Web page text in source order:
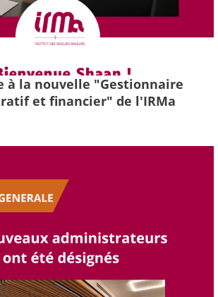
à la nouvelle "Gestionnaire
et financier" de l'IRMa